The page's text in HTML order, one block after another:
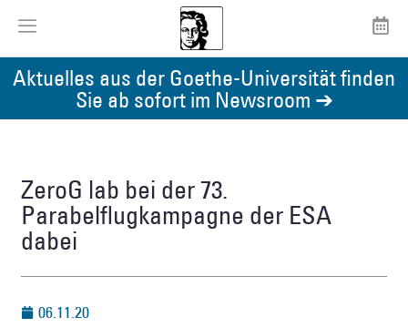
Aktuelles aus der Goethe-Universität finden
Sie ab sofort im Newsroom ➔
ZeroG lab bei der 73.
Parabelflugkampagne der ESA
dabei
06.11.20